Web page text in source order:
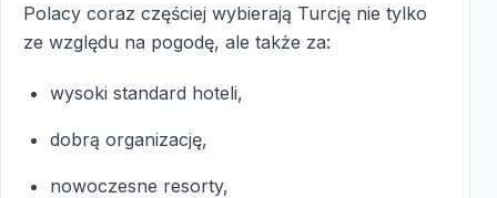
Polacy coraz częściej wybierają Turcję nie tylko
ze względu na pogodę, ale także za:
wysoki standard hoteli,
dobrą organizację,
nowoczesne resorty,